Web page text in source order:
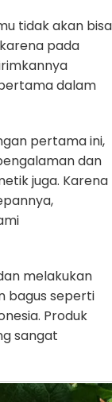
tidak akan bisa
pada
dalam
pertama ini,
dan
juga. Karena
melakukan
bagus seperti
Produk
sangat